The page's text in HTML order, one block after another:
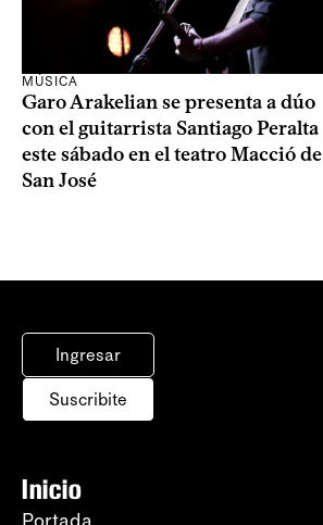
MÚSICA
Garo Arakelian se presenta a dúo
con el guitarrista Santiago Peralta
este sábado en el teatro Macció de
San José
Ingresar
Suscribite
Inicio